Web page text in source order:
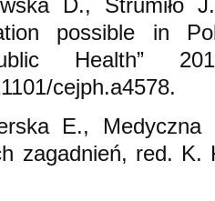
D.,
possible in
Health”
cejph.a4578.
E.,
zagadnień, red.